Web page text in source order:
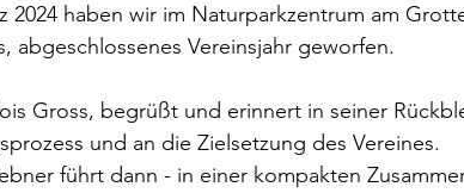
2024 haben wir im Naturparkzentrum am
abgeschlossenes Vereinsjahr geworfen.
Gross, begrüßt und erinnert in seiner
und an die Zielsetzung des Vereines.
führt dann - in einer kompakten